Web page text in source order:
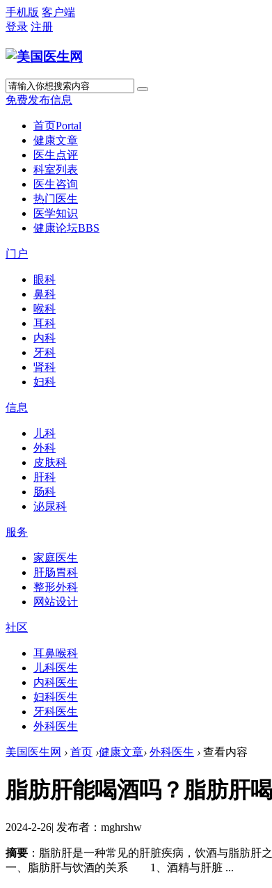
手机版 客户端
登录 注册
免费发布信息
首页Portal
健康文章
医生点评
科室列表
医生咨询
热门医生
医学知识
健康论坛BBS
门户
眼科
鼻科
喉科
耳科
内科
牙科
肾科
妇科
信息
儿科
外科
皮肤科
肝科
肠科
泌尿科
服务
家庭医生
肝肠胃科
整形外科
网站设计
社区
耳鼻喉科
儿科医生
内科医生
妇科医生
牙科医生
外科医生
美国医生网 › 首页 ›健康文章› 外科医生 › 查看内容
脂肪肝能喝酒吗？脂肪肝
2024-2-26| 发布者：mghrshw
摘要 ：脂肪肝是一种常见的肝脏疾病，饮酒与脂肪
一、脂肪肝与饮酒的关系 1、酒精与肝脏 ...